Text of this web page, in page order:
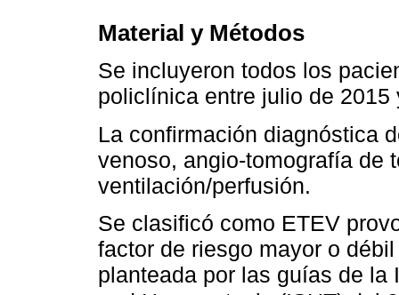
Material y Métodos
Se incluyeron todos los
policlínica entre julio de 2015
La confirmación diagnóstica
venoso, angio-tomografía de
ventilación/perfusión.
Se clasificó como ETEV
factor de riesgo mayor o
planteada por las guías de la